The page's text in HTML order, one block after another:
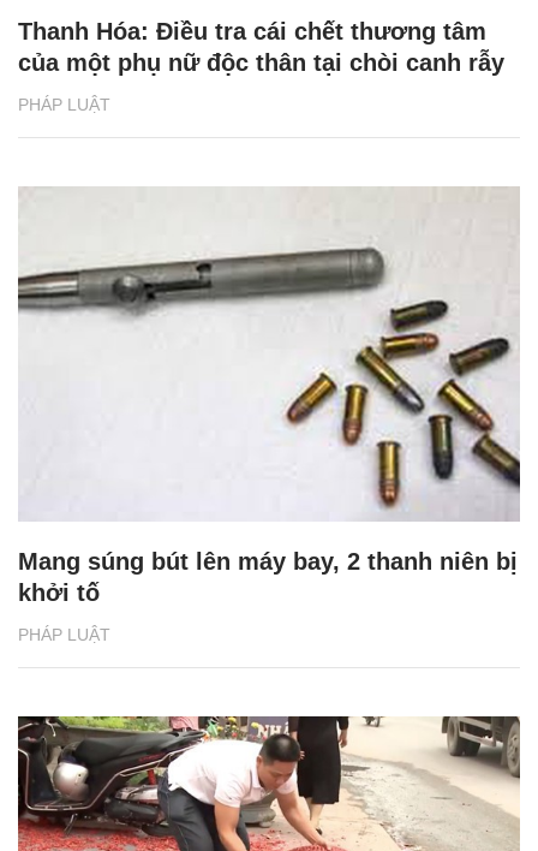
PHÁP LUẬT
Thanh Hóa: Điều tra cái chết thương tâm
của một phụ nữ độc thân tại chòi canh rẫy
PHÁP LUẬT
Mang súng bút lên máy bay, 2 thanh niên bị
khởi tố